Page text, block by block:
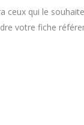
ceux qui le
votre fiche